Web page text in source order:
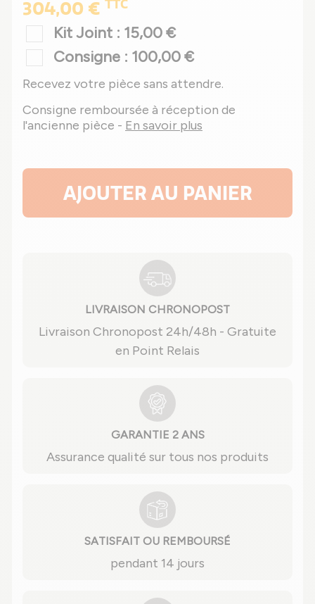
304,00 € TTC
Kit Joint : 15,00 €
Consigne : 100,00 €
Recevez votre pièce sans attendre.
Consigne remboursée à réception de
l'ancienne pièce - En savoir plus
AJOUTER AU PANIER
LIVRAISON CHRONOPOST
Livraison Chronopost 24h/48h - Gratuite
en Point Relais
GARANTIE 2 ANS
Assurance qualité sur tous nos produits
SATISFAIT OU REMBOURSÉ
pendant 14 jours